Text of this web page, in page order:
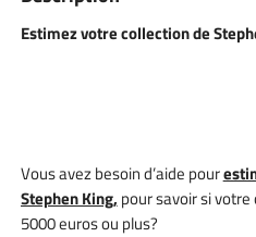
Estimez votre collection de
Vous avez besoin d’aide pour
Stephen King, pour savoir si
5000 euros ou plus?